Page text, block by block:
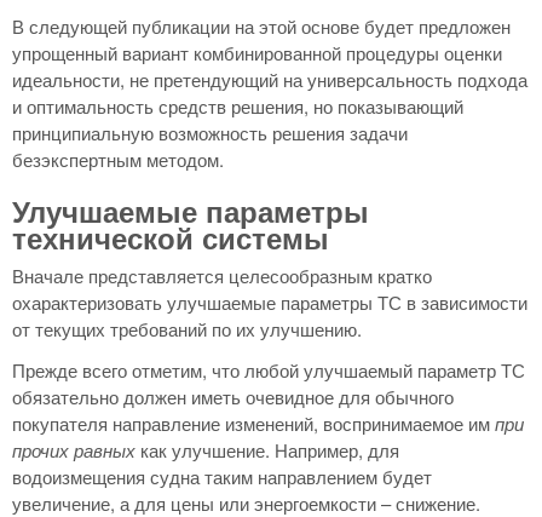
В следующей публикации на этой основе будет предложен
упрощенный вариант комбинированной процедуры оценки
идеальности, не претендующий на универсальность подхода
и оптимальность средств решения, но показывающий
принципиальную возможность решения задачи
безэкспертным методом.
Улучшаемые параметры
технической системы
Вначале представляется целесообразным кратко
охарактеризовать улучшаемые параметры ТС в зависимости
от текущих требований по их улучшению.
Прежде всего отметим, что любой улучшаемый параметр ТС
обязательно должен иметь очевидное для обычного
покупателя направление изменений, воспринимаемое импри
прочих равных как улучшение. Например, для
водоизмещения судна таким направлением будет
увеличение, а для цены или энергоемкости – снижение.